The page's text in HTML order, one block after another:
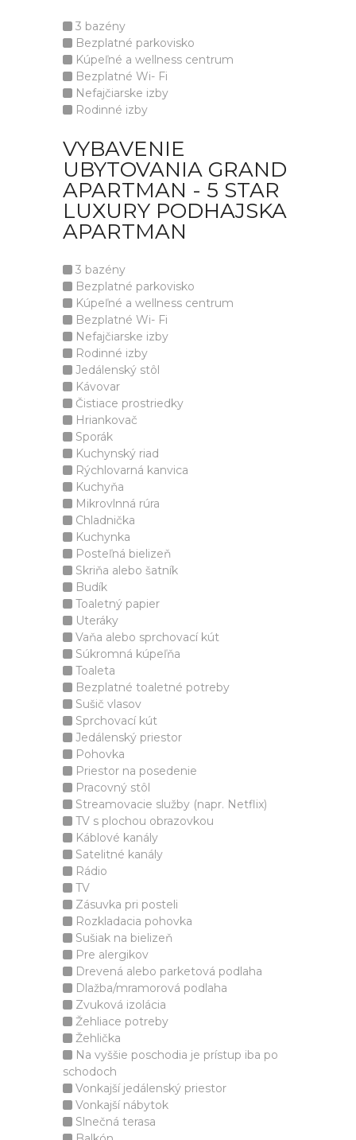
3 bazény
Bezplatné parkovisko
Kúpeľné a wellness centrum
Bezplatné Wi- Fi
Nefajčiarske izby
Rodinné izby
VYBAVENIE
UBYTOVANIA GRAND
APARTMAN - 5 STAR
LUXURY PODHAJSKA
APARTMAN
3 bazény
Bezplatné parkovisko
Kúpeľné a wellness centrum
Bezplatné Wi- Fi
Nefajčiarske izby
Rodinné izby
Jedálenský stôl
Kávovar
Čistiace prostriedky
Hriankovač
Sporák
Kuchynský riad
Rýchlovarná kanvica
Kuchyňa
Mikrovlnná rúra
Chladnička
Kuchynka
Posteľná bielizeň
Skriňa alebo šatník
Budík
Toaletný papier
Uteráky
Vaňa alebo sprchovací kút
Súkromná kúpeľňa
Toaleta
Bezplatné toaletné potreby
Sušič vlasov
Sprchovací kút
Jedálenský priestor
Pohovka
Priestor na posedenie
Pracovný stôl
Streamovacie služby (napr. Netflix)
TV s plochou obrazovkou
Káblové kanály
Satelitné kanály
Rádio
TV
Zásuvka pri posteli
Rozkladacia pohovka
Sušiak na bielizeň
Pre alergikov
Drevená alebo parketová podlaha
Dlažba/mramorová podlaha
Zvuková izolácia
Žehliace potreby
Žehlička
Na vyššie poschodia je prístup iba po
schodoch
Vonkajší jedálenský priestor
Vonkajší nábytok
Slnečná terasa